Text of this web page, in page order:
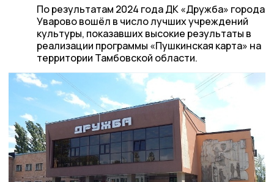
По результатам 2024 года ДК «Дружба» города
Уварово вошёл в число лучших учреждений
культуры, показавших высокие результаты в
реализации программы «Пушкинская карта» на
территории Тамбовской области.